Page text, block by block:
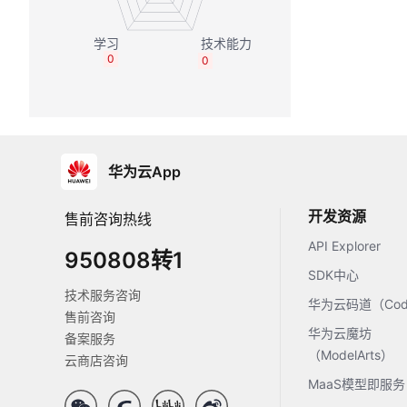
0
0
华为云App
售前咨询热线
950808转1
技术服务咨询
售前咨询
备案服务
云商店咨询
开发资源
API Explorer
SDK中心
华为云码道（
华为云魔坊
（ModelArts）
MaaS模型即服务